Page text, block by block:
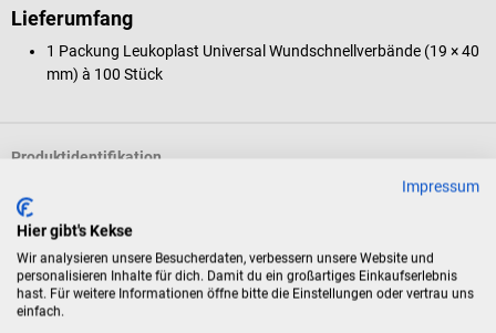
Lieferumfang
1 Packung Leukoplast Universal Wundschnellverbände (19 × 40
mm) à 100 Stück
Produktidentifikation
Bewertungen
Kunden kauften auch
Impressum
Hier gibt's Kekse
Wir analysieren unsere Besucherdaten, verbessern unsere Website und
personalisieren Inhalte für dich. Damit du ein großartiges Einkaufserlebnis
hast. Für weitere Informationen öffne bitte die Einstellungen oder vertrau uns
einfach.